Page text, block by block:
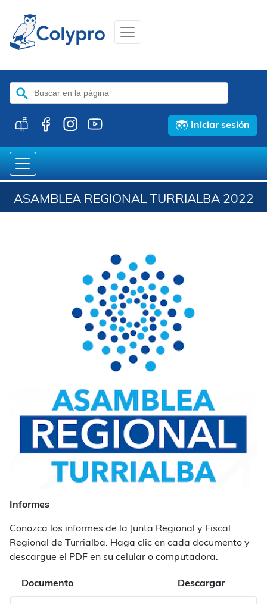
Buscar:
Iniciar sesión
ASAMBLEA REGIONAL TURRIALBA 2022
Informes
Conozca los informes de la Junta Regional y Fiscal
Regional de Turrialba. Haga clic en cada documento y
descargue el PDF en su celular o computadora.
Documento Descargar